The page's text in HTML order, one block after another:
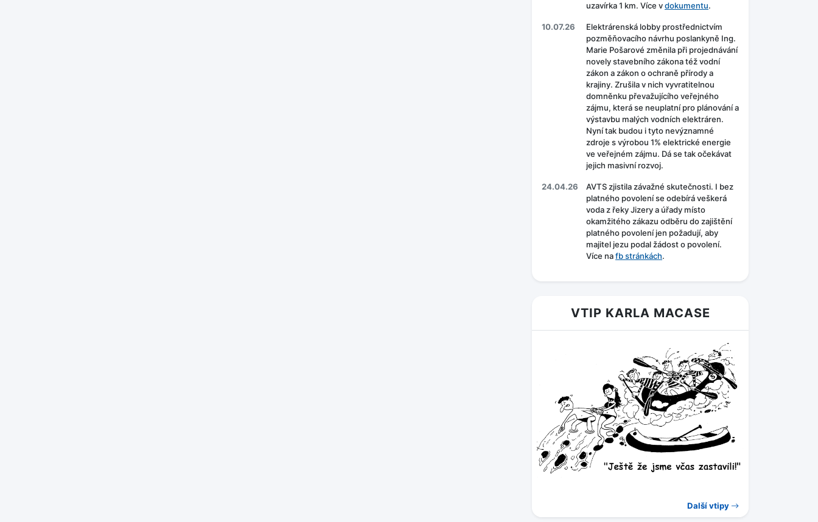
uzavírka 1 km. Více vdokumentu.
10.07.26
Elektrárenská lobby prostřednictvím
pozměňovacího návrhu poslankyně Ing.
Marie Pošarové změnila při projednávání
novely stavebního zákona též vodní
zákon a zákon o ochraně přírody a
krajiny. Zrušila v nich vyvratitelnou
domněnku převažujícího veřejného
zájmu, která se neuplatní pro plánování a
výstavbu malých vodních elektráren.
Nyní tak budou i tyto nevýznamné
zdroje s výrobou 1% elektrické energie
ve veřejném zájmu. Dá se tak očekávat
jejich masivní rozvoj.
24.04.26
AVTS zjistila závažné skutečnosti. I bez
platného povolení se odebírá veškerá
voda z řeky Jizery a úřady místo
okamžitého zákazu odběru do zajištění
platného povolení jen požadují, aby
majitel jezu podal žádost o povolení.
Více nafb stránkách.
VTIP KARLA MACASE
Další vtipy